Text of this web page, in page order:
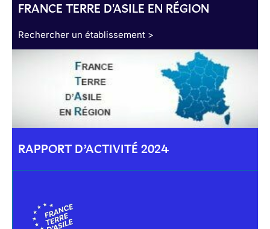
FRANCE TERRE D'ASILE EN RÉGION
Rechercher un établissement >
RAPPORT D’ACTIVITÉ 2024